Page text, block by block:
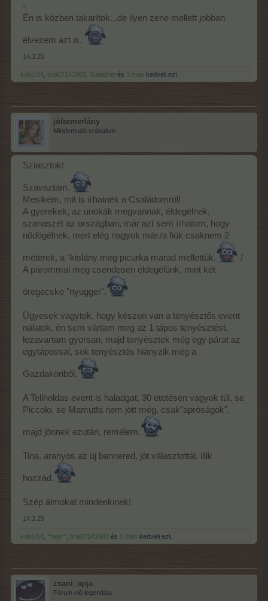
-
Én is közben takarítok...de ilyen zene mellett jobban
élvezem azt is.
14.3.25
koko.54 tina07141983 Galadriel és 3 más kedveli ezt.
jófarmerlány
Mindentudó orákulum
Sziasztok!
Szavaztam.
Mesikém, mit is írhatnék a Családomról!
A gyerekek, az unokák megvannak, éldegélnek,
szanaszét az országban, már azt sem írhatom, hogy
nődögélnek, mert elég nagyok már./a fiúk csaknem 2
méterek, a "kislány meg picurka marad mellettük.
/
A párommal meg csendesen éldegélünk, mint két
öregecske "nyugger".
Ügyesek vagytok, hogy készen van a tenyésztős event
nálatok, én sem vártam meg az 1 tápos tenyésztést,
lezavartam gyorsan, majd tenyésztek még egy párat az
egytápossal, sok tenyésztés hiányzik még a
Gazdaköriből.
A Teliholdas event is haladgat, 30 etetésen vagyok túl, se
Piccolo, se Mamutfa nem jött még, csak"apróságok",
majd jönnek ezután, remélem.
Tina, aranyos az új bannered, jót választottál, illik
hozzád.
Szép álmokat mindenkinek!
14.3.25
koko.54 **jeje** tina07141983 és 5 más kedveli ezt.
zsani_apja
Fórum elő legendája